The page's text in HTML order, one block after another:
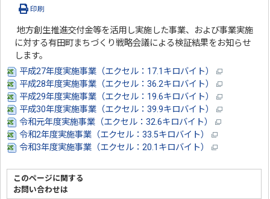
印刷
地方創生推進交付金等を活用し実施した事業、および事業実施
に対する有田町まちづくり戦略会議による検証結果をお知らせ
します。
平成27年度実施事業（エクセル：17.1キロバイト）
平成28年度実施事業（エクセル：36.2キロバイト）
平成29年度実施事業（エクセル：19.6キロバイト）
平成30年度実施事業（エクセル：39.9キロバイト）
令和元年度実施事業（エクセル：32.6キロバイト）
令和2年度実施事業（エクセル：33.5キロバイト）
令和3年度実施事業（エクセル：20.1キロバイト）
このページに関する
お問い合わせは